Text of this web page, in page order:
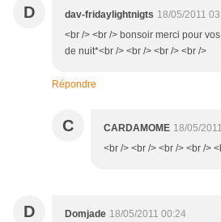
D dav-fridaylightnigts 18/05/2011
<br /> <br /> bonsoir merci pour
de nuit*<br /> <br /> <br /> <br />
Répondre
C CARDAMOME 18/05/
<br /> <br /> <br /> <br />
D Domjade 18/05/2011 00:24